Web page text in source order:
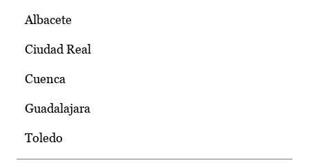
Albacete
Ciudad Real
Cuenca
Guadalajara
Toledo